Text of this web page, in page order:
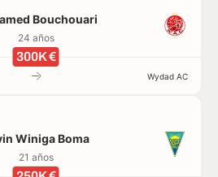
Bouchouari
24 años
300K €
Wydad AC
Winiga Boma
21 años